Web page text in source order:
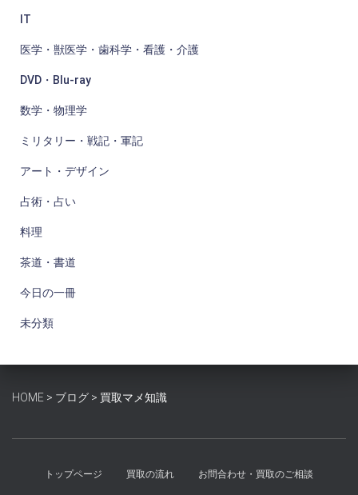
IT
医学・獣医学・歯科学・看護・介護
DVD・Blu-ray
数学・物理学
ミリタリー・戦記・軍記
アート・デザイン
占術・占い
料理
茶道・書道
今日の一冊
未分類
HOME > ブログ > 買取マメ知識
トップページ 買取の流れ お問合わせ・買取のご相談